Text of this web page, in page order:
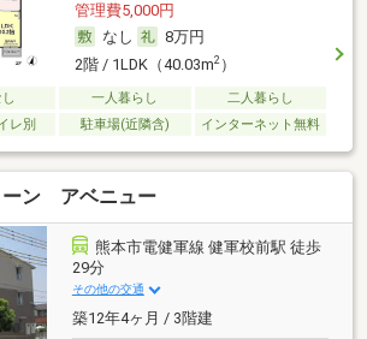
管理費5,000円
なし
8万円
2階 / 1LDK（40.03m2）
一人暮らし
二人暮らし
レ別
駐車場(近隣含) インターネット無料
ーン アベニュー
熊本市電健軍線 健軍校前駅 徒歩
29分
その他の交通
築12年4ヶ月 / 3階建